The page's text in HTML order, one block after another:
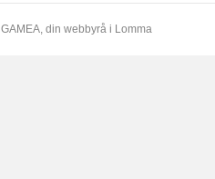
GAMEA, din webbyrå i Lomma